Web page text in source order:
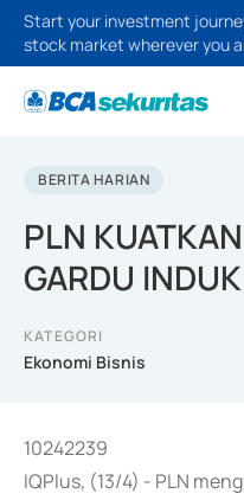
Start your investment
stock market wherever you
BERITA HARIAN
PLN
GARDU
KATEGORI
Ekonomi Bisnis
10242239
IQPlus, (13/4) - PLN